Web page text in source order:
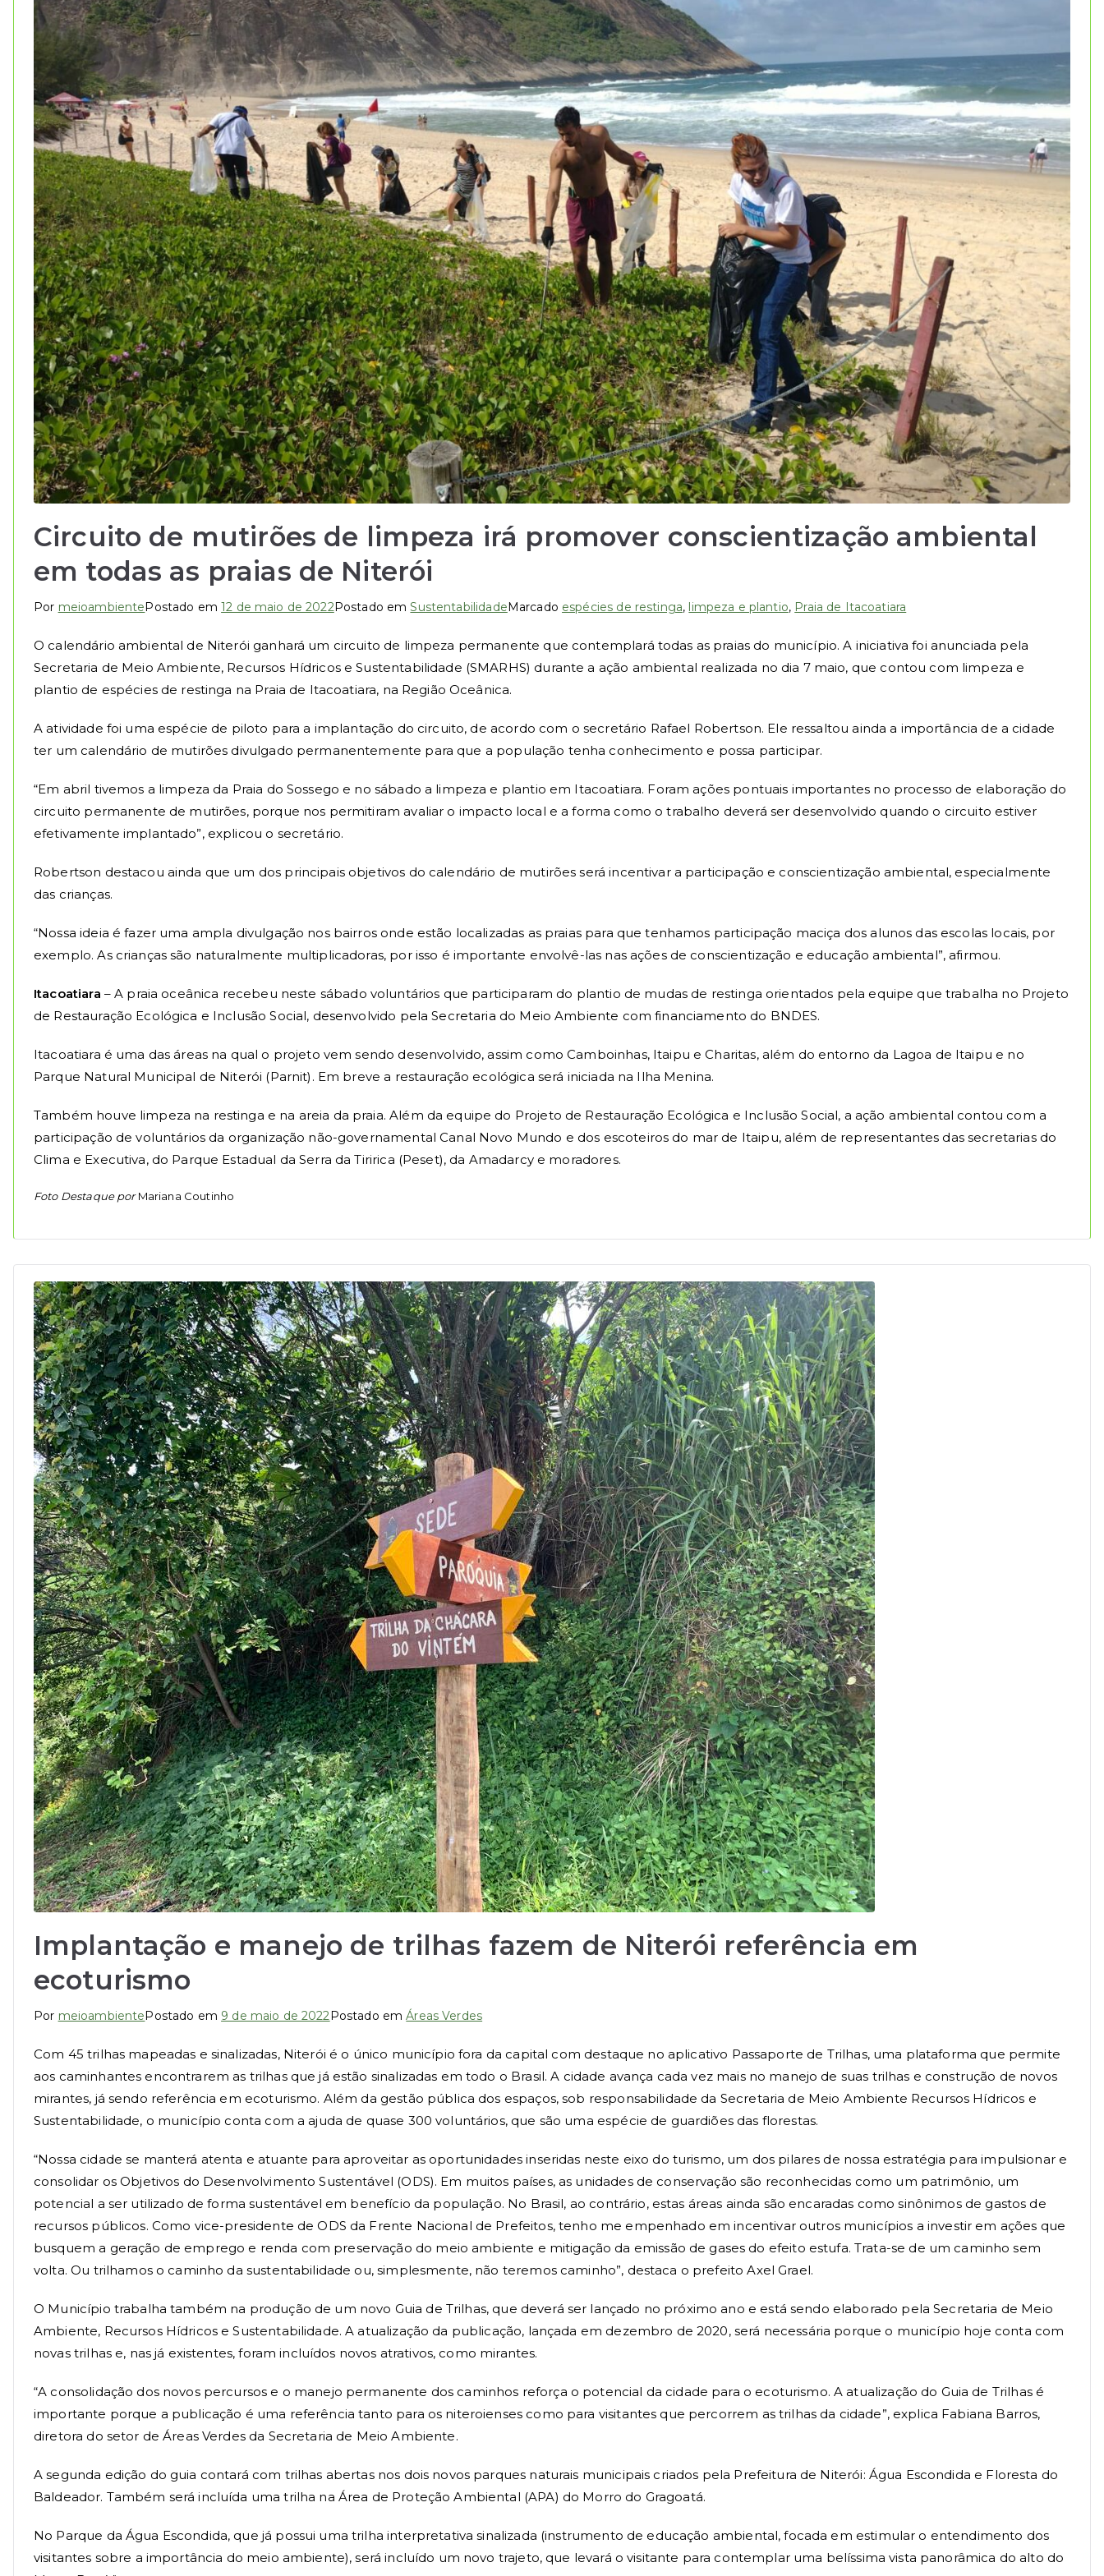
Circuito de mutirões de limpeza irá promover conscientização ambiental
em todas as praias de Niterói
Por meioambientePostado em12 de maio de 2022Postado emSustentabilidadeMarcado espécies de restinga, limpeza e plantio, Praia de Itacoatiara
O calendário ambiental de Niterói ganhará um circuito de limpeza permanente que contemplará todas as praias do município. A iniciativa foi anunciada pela
Secretaria de Meio Ambiente, Recursos Hídricos e Sustentabilidade (SMARHS) durante a ação ambiental realizada no dia 7 maio, que contou com limpeza e
plantio de espécies de restinga na Praia de Itacoatiara, na Região Oceânica.
A atividade foi uma espécie de piloto para a implantação do circuito, de acordo com o secretário Rafael Robertson. Ele ressaltou ainda a importância de a cidade
ter um calendário de mutirões divulgado permanentemente para que a população tenha conhecimento e possa participar.
“Em abril tivemos a limpeza da Praia do Sossego e no sábado a limpeza e plantio em Itacoatiara. Foram ações pontuais importantes no processo de elaboração do
circuito permanente de mutirões, porque nos permitiram avaliar o impacto local e a forma como o trabalho deverá ser desenvolvido quando o circuito estiver
efetivamente implantado”, explicou o secretário.
Robertson destacou ainda que um dos principais objetivos do calendário de mutirões será incentivar a participação e conscientização ambiental, especialmente
das crianças.
“Nossa ideia é fazer uma ampla divulgação nos bairros onde estão localizadas as praias para que tenhamos participação maciça dos alunos das escolas locais, por
exemplo. As crianças são naturalmente multiplicadoras, por isso é importante envolvê-las nas ações de conscientização e educação ambiental”, afirmou.
Itacoatiara – A praia oceânica recebeu neste sábado voluntários que participaram do plantio de mudas de restinga orientados pela equipe que trabalha no Projeto
de Restauração Ecológica e Inclusão Social, desenvolvido pela Secretaria do Meio Ambiente com financiamento do BNDES.
Itacoatiara é uma das áreas na qual o projeto vem sendo desenvolvido, assim como Camboinhas, Itaipu e Charitas, além do entorno da Lagoa de Itaipu e no
Parque Natural Municipal de Niterói (Parnit). Em breve a restauração ecológica será iniciada na Ilha Menina.
Também houve limpeza na restinga e na areia da praia. Além da equipe do Projeto de Restauração Ecológica e Inclusão Social, a ação ambiental contou com a
participação de voluntários da organização não-governamental Canal Novo Mundo e dos escoteiros do mar de Itaipu, além de representantes das secretarias do
Clima e Executiva, do Parque Estadual da Serra da Tiririca (Peset), da Amadarcy e moradores.
Foto Destaque porMariana Coutinho
Implantação e manejo de trilhas fazem de Niterói referência em
ecoturismo
Por meioambientePostado em 9 de maio de 2022Postado emÁreas Verdes
Com 45 trilhas mapeadas e sinalizadas, Niterói é o único município fora da capital com destaque no aplicativo Passaporte de Trilhas, uma plataforma que permite
aos caminhantes encontrarem as trilhas que já estão sinalizadas em todo o Brasil. A cidade avança cada vez mais no manejo de suas trilhas e construção de novos
mirantes, já sendo referência em ecoturismo. Além da gestão pública dos espaços, sob responsabilidade da Secretaria de Meio Ambiente Recursos Hídricos e
Sustentabilidade, o município conta com a ajuda de quase 300 voluntários, que são uma espécie de guardiões das florestas.
“Nossa cidade se manterá atenta e atuante para aproveitar as oportunidades inseridas neste eixo do turismo, um dos pilares de nossa estratégia para impulsionar e
consolidar os Objetivos do Desenvolvimento Sustentável (ODS). Em muitos países, as unidades de conservação são reconhecidas como um patrimônio, um
potencial a ser utilizado de forma sustentável em benefício da população. No Brasil, ao contrário, estas áreas ainda são encaradas como sinônimos de gastos de
recursos públicos. Como vice-presidente de ODS da Frente Nacional de Prefeitos, tenho me empenhado em incentivar outros municípios a investir em ações que
busquem a geração de emprego e renda com preservação do meio ambiente e mitigação da emissão de gases do efeito estufa. Trata-se de um caminho sem
volta. Ou trilhamos o caminho da sustentabilidade ou, simplesmente, não teremos caminho”, destaca o prefeito Axel Grael.
O Município trabalha também na produção de um novo Guia de Trilhas, que deverá ser lançado no próximo ano e está sendo elaborado pela Secretaria de Meio
Ambiente, Recursos Hídricos e Sustentabilidade. A atualização da publicação, lançada em dezembro de 2020, será necessária porque o município hoje conta com
novas trilhas e, nas já existentes, foram incluídos novos atrativos, como mirantes.
“A consolidação dos novos percursos e o manejo permanente dos caminhos reforça o potencial da cidade para o ecoturismo. A atualização do Guia de Trilhas é
importante porque a publicação é uma referência tanto para os niteroienses como para visitantes que percorrem as trilhas da cidade”, explica Fabiana Barros,
diretora do setor de Áreas Verdes da Secretaria de Meio Ambiente.
A segunda edição do guia contará com trilhas abertas nos dois novos parques naturais municipais criados pela Prefeitura de Niterói: Água Escondida e Floresta do
Baldeador. Também será incluída uma trilha na Área de Proteção Ambiental (APA) do Morro do Gragoatá.
No Parque da Água Escondida, que já possui uma trilha interpretativa sinalizada (instrumento de educação ambiental, focada em estimular o entendimento dos
visitantes sobre a importância do meio ambiente), será incluído um novo trajeto, que levará o visitante para contemplar uma belíssima vista panorâmica do alto do